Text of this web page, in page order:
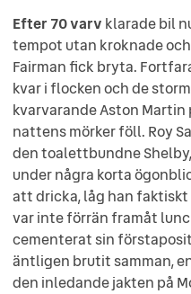
Efter 70 varv klarade bil
tempot utan kroknade
Fairman fick bryta.
kvar i flocken och de
kvarvarande Aston
nattens mörker föll. Roy
den toalettbundne
under några korta
att dricka, låg han
var inte förrän framåt
cementerat sin
äntligen brutit samman,
den inledande jakten på